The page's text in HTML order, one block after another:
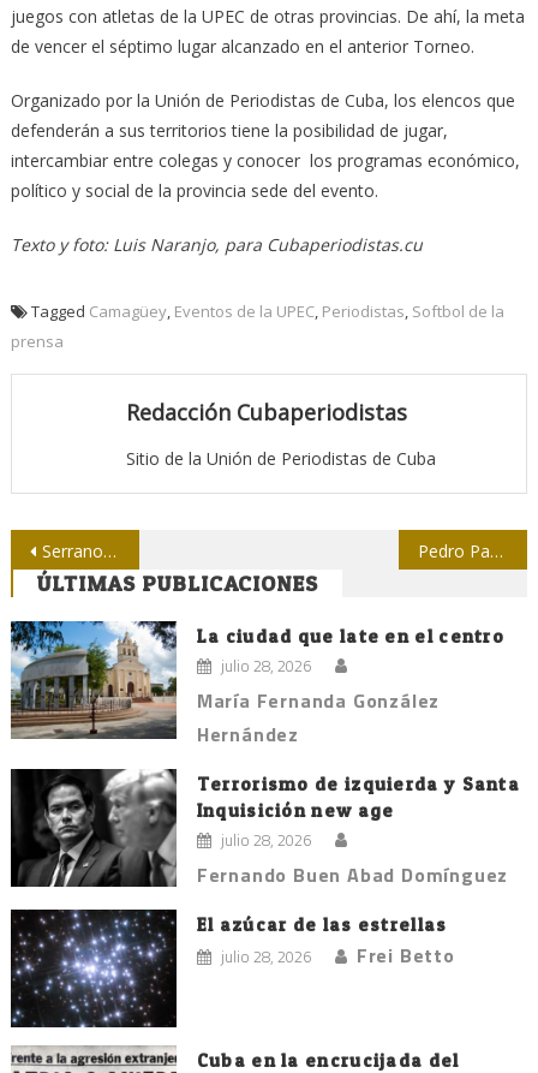
juegos con atletas de la UPEC de otras provincias. De ahí, la meta
de vencer el séptimo lugar alcanzado en el anterior Torneo.
Organizado por la Unión de Periodistas de Cuba, los elencos que
defenderán a sus territorios tiene la posibilidad de jugar,
intercambiar entre colegas y conocer los programas económico,
político y social de la provincia sede del evento.
Texto y foto: Luis Naranjo, para Cubaperiodistas.cu
Tagged Camagüey, Eventos de la UPEC, Periodistas, Softbol de la
prensa
Redacción Cubaperiodistas
Sitio de la Unión de Periodistas de Cuba
Navegación
de
entradas
Serranos busca el podio del Nacional de Softbol de la prensa Pedro Pablo Rodríguez: El peligro mayor está dentro de nosotros mismos
ÚLTIMAS PUBLICACIONES
La ciudad que late en el centro
julio 28, 2026
María Fernanda González
Hernández
Terrorismo de izquierda y Santa
Inquisición new age
julio 28, 2026
Fernando Buen Abad Domínguez
El azúcar de las estrellas
julio 28, 2026 Frei Betto
Cuba en la encrucijada del